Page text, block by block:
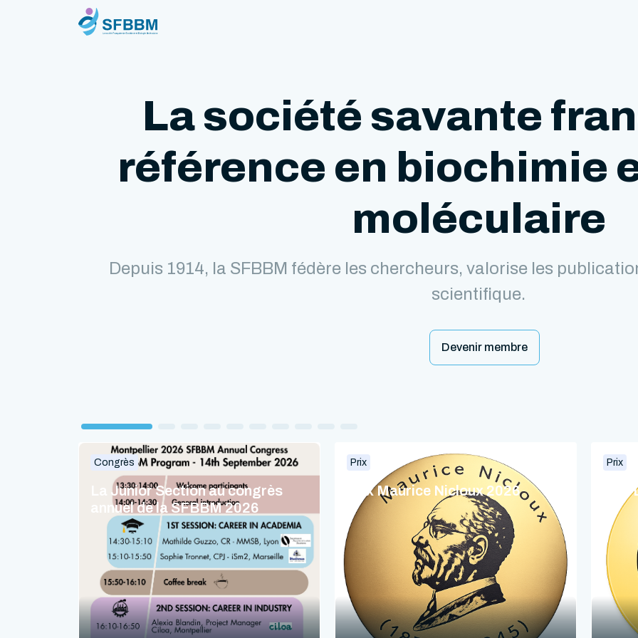
La société savante
référence en biochimie
moléculaire
Depuis 1914, la SFBBM fédère les chercheurs, valorise les
scientifique.
Devenir membre
Congrès
La Junior Section au congrès
annuel de la SFBBM 2026
Prix
Prix Maurice Nicloux 2026
Prix
Prix